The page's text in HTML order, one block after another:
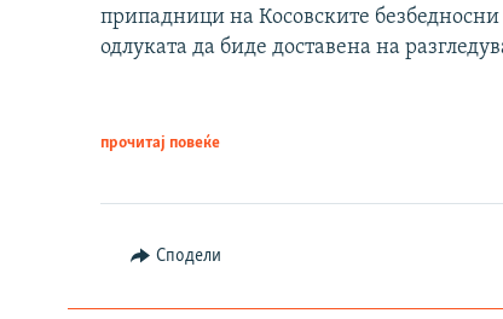
припадници на Косовските
одлуката да биде доставена на
прочитај повеќе
Сподели